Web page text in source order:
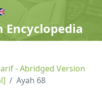
Encyclopedia
- Abridged Version
Ayah 68